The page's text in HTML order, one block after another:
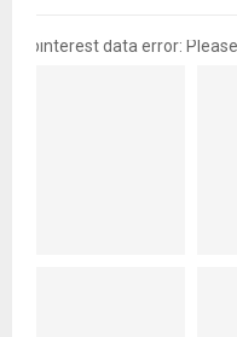
pinterest data error: